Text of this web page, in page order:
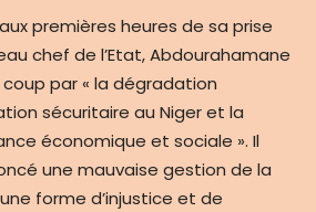
premières heures de sa prise
chef de l’Etat, Abdourahamane
par « la dégradation
sécuritaire au Niger et la
économique et sociale ». Il
une mauvaise gestion de la
forme d’injustice et de